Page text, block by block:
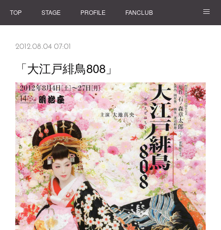
TOP STAGE PROFILE FANCLUB
2012.08.04 07:01
「大江戸緋鳥808」